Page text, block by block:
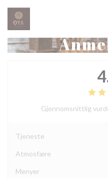
Panel for informasjonskapsler
Gjennomsnittlig
Tjeneste
Atmosfære
Menyer